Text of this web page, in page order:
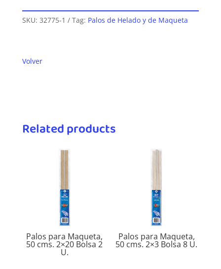
SKU: 32775-1 Tag: Palos de Helado y de Maqueta
Volver
Related products
Palos para Maqueta,
50 cms. 2×20 Bolsa 2
U.
Palos para Maqueta,
50 cms. 2×3 Bolsa 8 U.